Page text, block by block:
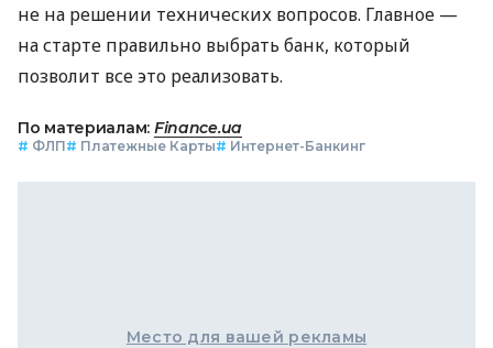
не на решении технических вопросов. Главное —
на старте правильно выбрать банк, который
позволит все это реализовать.
По материалам: Finance.ua
# ФЛП# Платежные Карты# Интернет-Банкинг
Место для вашей рекламы